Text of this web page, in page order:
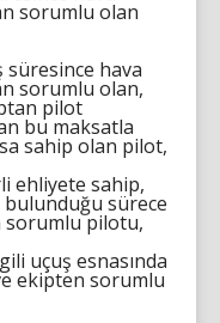
sorumlu olan
süresince hava
sorumlu olan,
pilot
bu maksatla
sahip olan pilot,
ehliyete sahip,
sürece
sorumlu pilotu,
uçuş esnasında
ekipten sorumlu